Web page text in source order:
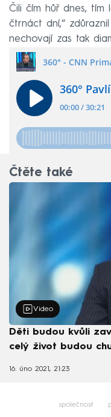
Čili čím hůř dnes,
čtrnáct dní,“
nechovají zas tak
nebo Němců.
Čtěte také
Video
Děti budou kvůli
celý život budou
16. úno 2021, 21:23
společnost